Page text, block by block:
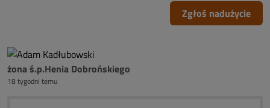
Zgłoś nadużycie
żona ś.p.Henia Dobrońskiego
18 tygodni temu